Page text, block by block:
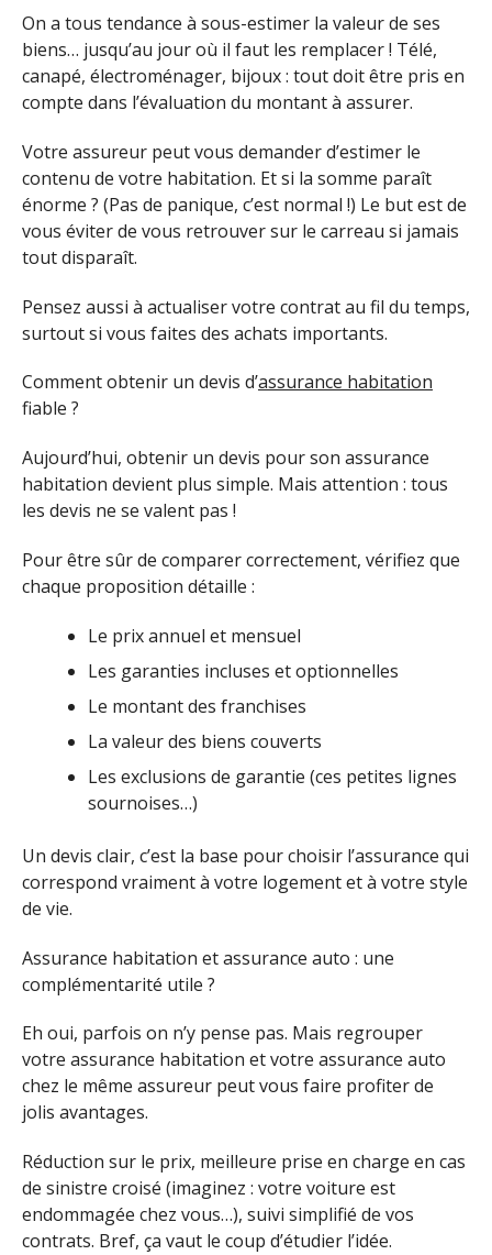
On a tous tendance à sous-estimer la valeur de ses
biens… jusqu’au jour où il faut les remplacer ! Télé,
canapé, électroménager, bijoux : tout doit être pris en
compte dans l’évaluation du montant à assurer.
Votre assureur peut vous demander d’estimer le
contenu de votre habitation. Et si la somme paraît
énorme ? (Pas de panique, c’est normal !) Le but est de
vous éviter de vous retrouver sur le carreau si jamais
tout disparaît.
Pensez aussi à actualiser votre contrat au fil du temps,
surtout si vous faites des achats importants.
Comment obtenir un devis d’assurance habitation
fiable ?
Aujourd’hui, obtenir un devis pour son assurance
habitation devient plus simple. Mais attention : tous
les devis ne se valent pas !
Pour être sûr de comparer correctement, vérifiez que
chaque proposition détaille :
Le prix annuel et mensuel
Les garanties incluses et optionnelles
Le montant des franchises
La valeur des biens couverts
Les exclusions de garantie (ces petites lignes
sournoises…)
Un devis clair, c’est la base pour choisir l’assurance qui
correspond vraiment à votre logement et à votre style
de vie.
Assurance habitation et assurance auto : une
complémentarité utile ?
Eh oui, parfois on n’y pense pas. Mais regrouper
votre assurance habitation et votre assurance auto
chez le même assureur peut vous faire profiter de
jolis avantages.
Réduction sur le prix, meilleure prise en charge en cas
de sinistre croisé (imaginez : votre voiture est
endommagée chez vous…), suivi simplifié de vos
contrats. Bref, ça vaut le coup d’étudier l’idée.